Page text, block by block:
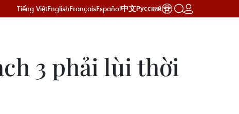
Tiếng ViệtEnglishFrançaisEspañol中文Русский
3 phải lùi thời